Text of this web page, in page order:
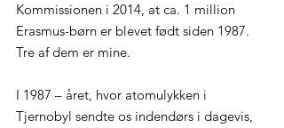
Kommissionen i 2014, at ca. 1 million
Erasmus-børn er blevet født siden 1987.
Tre af dem er mine.
I 1987 – året, hvor atomulykken i
Tjernobyl sendte os indendørs i dagevis,